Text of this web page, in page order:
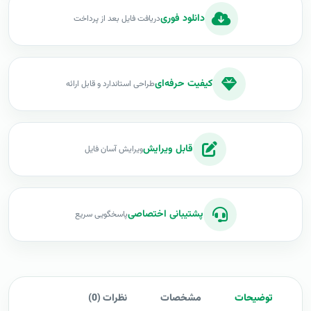
دانلود فوریدریافت فایل بعد از پرداخت
کیفیت حرفه‌ایطراحی استاندارد و قابل ارائه
قابل ویرایشویرایش آسان فایل
پشتیبانی اختصاصیپاسخگویی سریع
توضیحات مشخصات نظرات (0)